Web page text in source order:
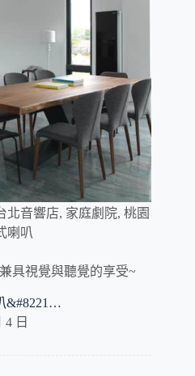
北音響店, 家庭劇院, 桃園
喇叭
具視覺與聽覺的享受~
&#8221…
4 日